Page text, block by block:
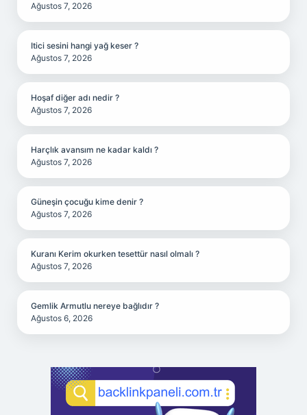
Ağustos 7, 2026
Itici sesini hangi yağ keser ?
Ağustos 7, 2026
Hoşaf diğer adı nedir ?
Ağustos 7, 2026
Harçlık avansım ne kadar kaldı ?
Ağustos 7, 2026
Güneşin çocuğu kime denir ?
Ağustos 7, 2026
Kuranı Kerim okurken tesettür nasıl olmalı ?
Ağustos 7, 2026
Gemlik Armutlu nereye bağlıdır ?
Ağustos 6, 2026